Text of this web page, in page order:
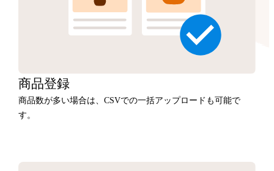
商品登録
商品数が多い場合は、CSVでの一括アップロードも可能で
す。